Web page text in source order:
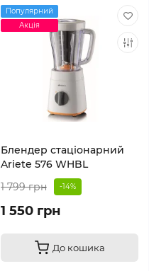
Популярний
Акція
Блендер стаціонарний
Ariete 576 WHBL
1 799 грн
-14%
1 550 грн
До кошика